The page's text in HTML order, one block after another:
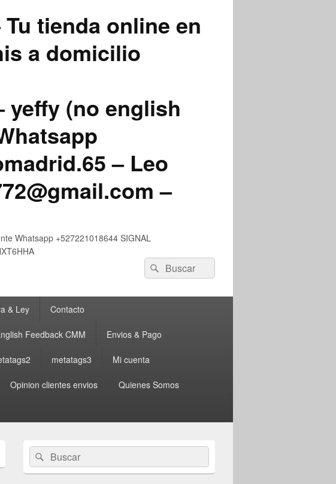
tienda online en
a domicilio
yeffy (no english
– Leo
–
Whatsapp +527221018644 SIGNAL
Buscar
por:
Buscar
& Ley Contacto
Feedback CMM Envios & Pago
metatags3 Mi cuenta
Opinion clientes envios Quienes Somos
área
de
widget
Buscar
por:
Buscar